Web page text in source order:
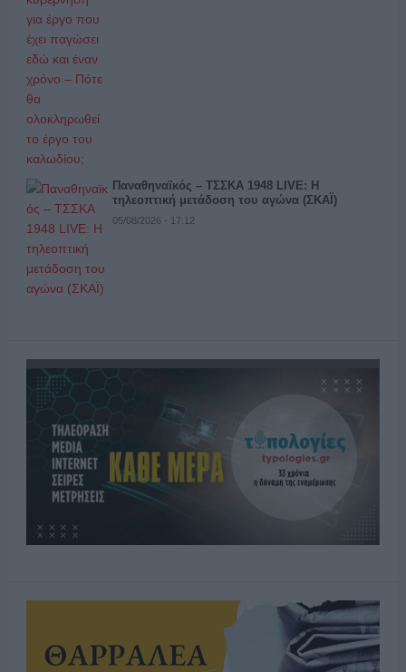
Παναθηναϊκός – ΤΣΣΚΑ 1948 LIVE: Η
τηλεοπτική μετάδοση του αγώνα (ΣΚΑΪ)
05/08/2026 - 17:12